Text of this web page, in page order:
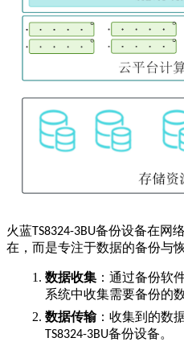
火蓝TS8324-3BU备份设备在网
在，而是专注于数据的备份与
数据收集 ：通过备份软
系统中收集需要备份的数
数据传输：收集到的数
TS8324-3BU备份设备。